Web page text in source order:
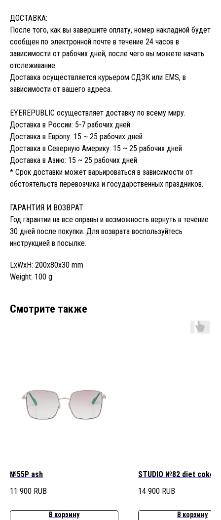
ДОСТАВКА:
После того, как вы завершите оплату, номер накладной будет
сообщен по электронной почте в течение 24 часов в
зависимости от рабочих дней, после чего вы можете начать
отслеживание.
Доставка осуществляется курьером СДЭК или EMS, в
зависимости от вашего адреса.
EYEREPUBLIC осуществляет доставку по всему миру.
Доставка в России: 5-7 рабочих дней
Доставка в Европу: 15 ~ 25 рабочих дней
Доставка в Северную Америку: 15 ~ 25 рабочих дней
Доставка в Азию: 15 ~ 25 рабочих дней
* Срок доставки может варьироваться в зависимости от
обстоятельств перевозчика и государственных праздников.
ГАРАНТИЯ И ВОЗВРАТ:
Год гарантии на все оправы и возможность вернуть в течение
30 дней после покупки. Для возврата воспользуйтесь
инструкцией в посылке.
LxWxH: 200x80x30 mm
Weight: 100 g
Смотрите также
№55P ash
11 900 RUB
В корзину
STUDIO №82 diet coke
14 900 RUB
В корзину